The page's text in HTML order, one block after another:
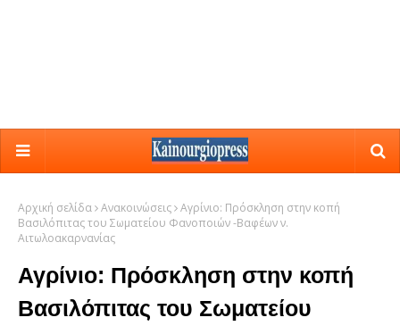
Αρχική σελίδα Ανακοινώσεις Αγρίνιο: Πρόσκληση στην κοπή
Βασιλόπιτας του Σωματείου Φανοποιών -Βαφέων ν.
Αιτωλοακαρνανίας
Αγρίνιο: Πρόσκληση στην κοπή
Βασιλόπιτας του Σωματείου